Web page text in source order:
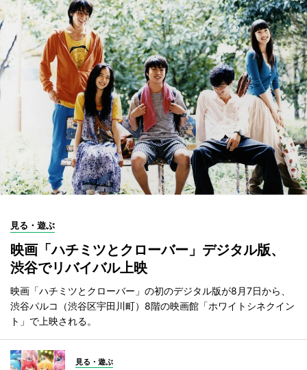
見る・遊ぶ
映画「ハチミツとクローバー」デジタル版、
渋谷でリバイバル上映
映画「ハチミツとクローバー」の初のデジタル版が8月7日から、
渋谷パルコ（渋谷区宇田川町）8階の映画館「ホワイトシネクイン
ト」で上映される。
見る・遊ぶ